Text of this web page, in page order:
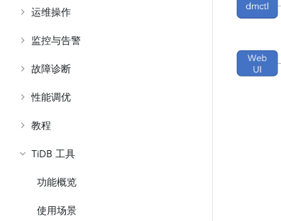
运维操作
监控与告警
故障诊断
性能调优
教程
TiDB 工具
功能概览
使用场景